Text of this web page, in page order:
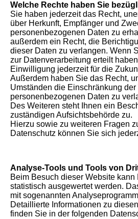
Welche Rechte haben Sie
Sie haben jederzeit das Recht,
über Herkunft, Empfänger und
personenbezogenen Daten zu
außerdem ein Recht, die
dieser Daten zu verlangen. Wenn
zur Datenverarbeitung erteilt
Einwilligung jederzeit für die
Außerdem haben Sie das Recht,
Umständen die Einschränkung
personenbezogenen Daten zu
Des Weiteren steht Ihnen ein
zuständigen Aufsichtsbehörde zu.
Hierzu sowie zu weiteren Fragen
Datenschutz können Sie sich
Analyse-Tools und Tools von
Beim Besuch dieser Website kann
statistisch ausgewertet werden.
mit sogenannten
Detaillierte Informationen zu
finden Sie in der folgenden